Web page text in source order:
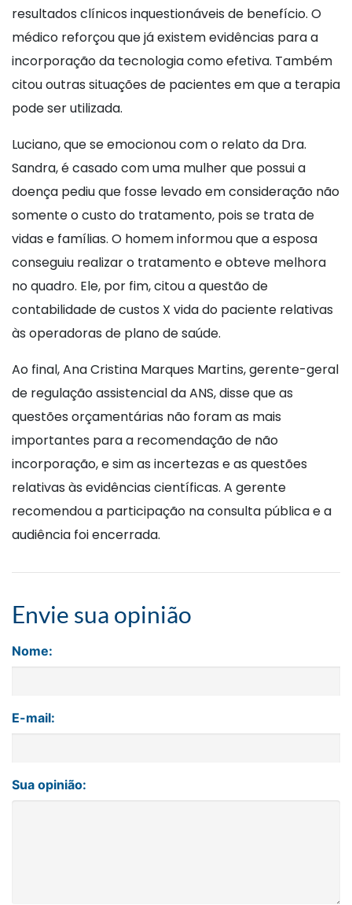
resultados clínicos inquestionáveis de benefício. O
médico reforçou que já existem evidências para a
incorporação da tecnologia como efetiva. Também
citou outras situações de pacientes em que a terapia
pode ser utilizada.
Luciano, que se emocionou com o relato da Dra.
Sandra, é casado com uma mulher que possui a
doença pediu que fosse levado em consideração não
somente o custo do tratamento, pois se trata de
vidas e famílias. O homem informou que a esposa
conseguiu realizar o tratamento e obteve melhora
no quadro. Ele, por fim, citou a questão de
contabilidade de custos X vida do paciente relativas
às operadoras de plano de saúde.
Ao final, Ana Cristina Marques Martins, gerente-geral
de regulação assistencial da ANS, disse que as
questões orçamentárias não foram as mais
importantes para a recomendação de não
incorporação, e sim as incertezas e as questões
relativas às evidências científicas. A gerente
recomendou a participação na consulta pública e a
audiência foi encerrada.
Envie sua opinião
Nome:
E-mail:
Sua opinião: